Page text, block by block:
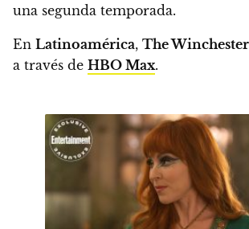
una segunda temporada.
En Latinoamérica, The
a través de HBO Max.